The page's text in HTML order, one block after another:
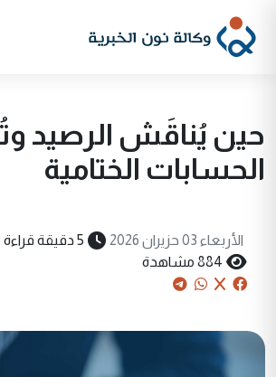
حين يُناقَش الرصيد
الحسابات الختامية
الأربعاء 03 حزيران 2026 5 دقيقة قراءة
884 مشاهدة